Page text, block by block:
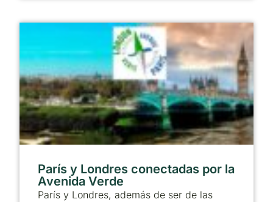
París y Londres conectadas por la
Avenida Verde
París y Londres, además de ser de las